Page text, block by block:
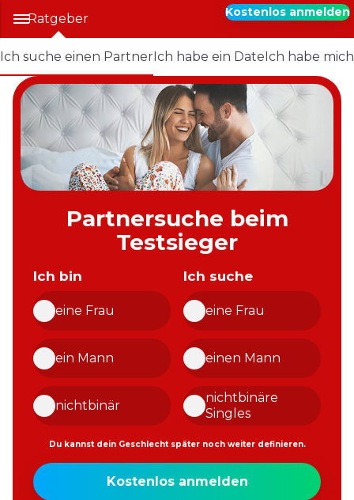
Ratgeber
Ich suche einen PartnerIch habe ein DateIch habe
Kostenlos anmelden
Partnersuche beim
Testsieger
Ich bin
eine Frau
ein Mann
nichtbinär
Ich suche
eine Frau
einen Mann
nichtbinäre
Singles
Du kannst dein Geschlecht später noch weiter definieren.
Meine
E-
Kostenlos anmelden